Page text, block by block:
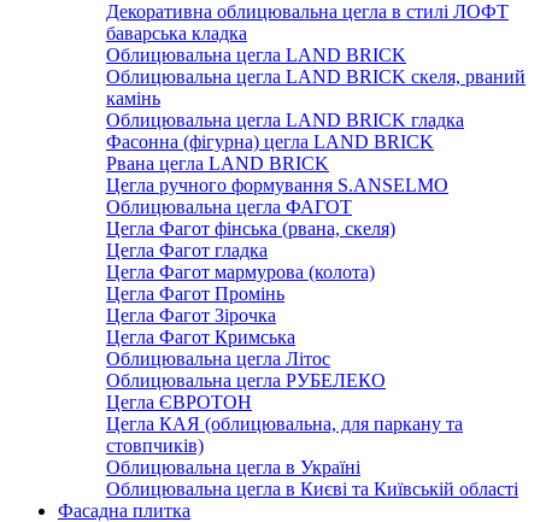
Декоративна облицювальна цегла в стилі ЛОФТ
баварська кладка
Облицювальна цегла LAND BRICK
Облицювальна цегла LAND BRICK скеля, рваний
камінь
Облицювальна цегла LAND BRICK гладка
Фасонна (фігурна) цегла LAND BRICK
Рвана цегла LAND BRICK
Цегла ручного формування S.ANSELMO
Облицювальна цегла ФАГОТ
Цегла Фагот фінська (рвана, скеля)
Цегла Фагот гладка
Цегла Фагот мармурова (колота)
Цегла Фагот Промінь
Цегла Фагот Зірочка
Цегла Фагот Кримська
Облицювальна цегла Літос
Облицювальна цегла РУБЕЛЕКО
Цегла ЄВРОТОН
Цегла КАЯ (облицювальна, для паркану та
стовпчиків)
Облицювальна цегла в Україні
Облицювальна цегла в Києві та Київській області
Фасадна плитка